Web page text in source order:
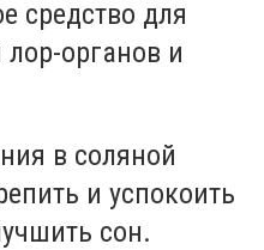
средство для
органов и
в соляной
и успокоить
сон.